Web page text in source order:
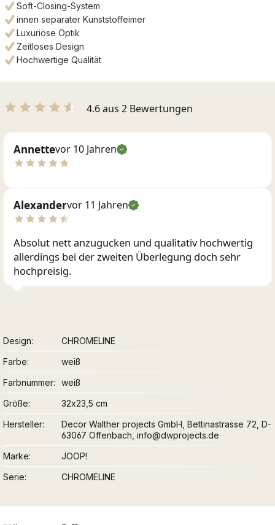
Soft-Closing-System
innen separater Kunststoffeimer
Luxuriöse Optik
Zeitloses Design
Hochwertige Qualität
4.6 aus 2 Bewertungen
Annettevor 10 Jahren
Alexandervor 11 Jahren
Absolut nett anzugucken und qualitativ hochwertig
allerdings bei der zweiten Überlegung doch sehr
hochpreisig.
Design
CHROMELINE
Farbe
weiß
Farbnummer
weiß
Größe
32x23,5 cm
Hersteller
Decor Walther projects GmbH, Bettinastrasse 72, D-
63067 Offenbach, info@dwprojects.de
Marke
JOOP!
Serie
CHROMELINE